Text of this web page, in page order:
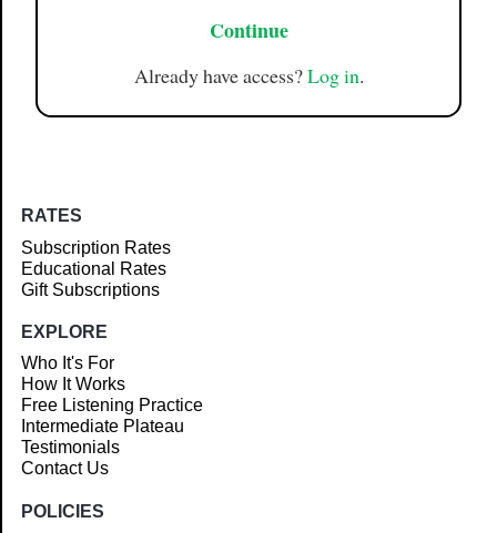
Continue
Already have access?Log in.
RATES
Subscription Rates
Educational Rates
Gift Subscriptions
EXPLORE
Who It's For
How It Works
Free Listening Practice
Intermediate Plateau
Testimonials
Contact Us
POLICIES